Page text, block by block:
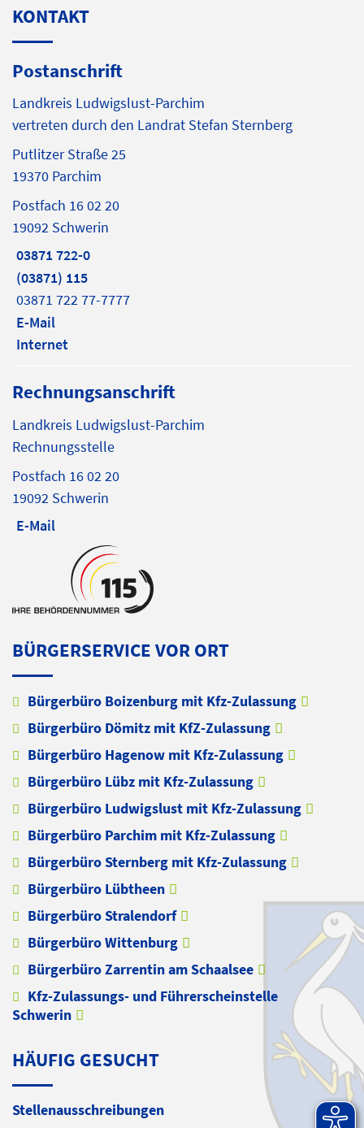
KONTAKT
Postanschrift
Landkreis Ludwigslust-Parchim
vertreten durch den Landrat Stefan Sternberg
Putlitzer Straße 25
19370 Parchim
Postfach 16 02 20
19092 Schwerin
03871 722-0
(03871) 115
03871 722 77-7777
E-Mail
Internet
Rechnungsanschrift
Landkreis Ludwigslust-Parchim
Rechnungsstelle
Postfach 16 02 20
19092 Schwerin
E-Mail
BÜRGERSERVICE VOR ORT
Bürgerbüro Boizenburg mit Kfz-Zulassung
Bürgerbüro Dömitz mit KfZ-Zulassung
Bürgerbüro Hagenow mit Kfz-Zulassung
Bürgerbüro Lübz mit Kfz-Zulassung
Bürgerbüro Ludwigslust mit Kfz-Zulassung
Bürgerbüro Parchim mit Kfz-Zulassung
Bürgerbüro Sternberg mit Kfz-Zulassung
Bürgerbüro Lübtheen
Bürgerbüro Stralendorf
Bürgerbüro Wittenburg
Bürgerbüro Zarrentin am Schaalsee
Kfz-Zulassungs- und Führerscheinstelle
Schwerin
HÄUFIG GESUCHT
Stellenausschreibungen